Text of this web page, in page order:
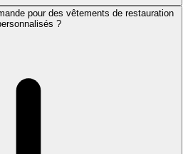
pour des vêtements de restauration
?